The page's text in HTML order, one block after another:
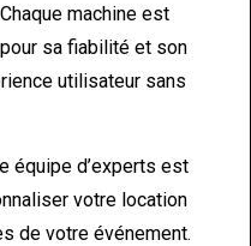
Chaque machine est
sa fiabilité et son
utilisateur sans
équipe d’experts est
votre location
de votre événement.